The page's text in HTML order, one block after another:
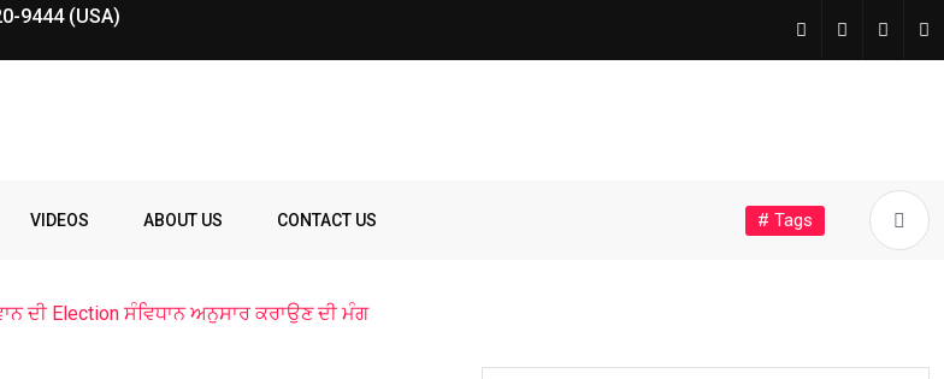
9444 (USA)
VIDEOS ABOUT US CONTACT US # Tags
ਦੀ Election ਸੰਵਿਧਾਨ ਅਨੁਸਾਰ ਕਰਾਉਣ ਦੀ ਮੰਗ